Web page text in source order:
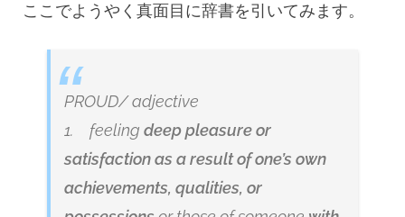
ここでようやく真面目に辞書を引いてみます。
PROUD/adjective
1. feeling deep pleasure or
satisfaction as a result of one’s own
achievements, qualities, or